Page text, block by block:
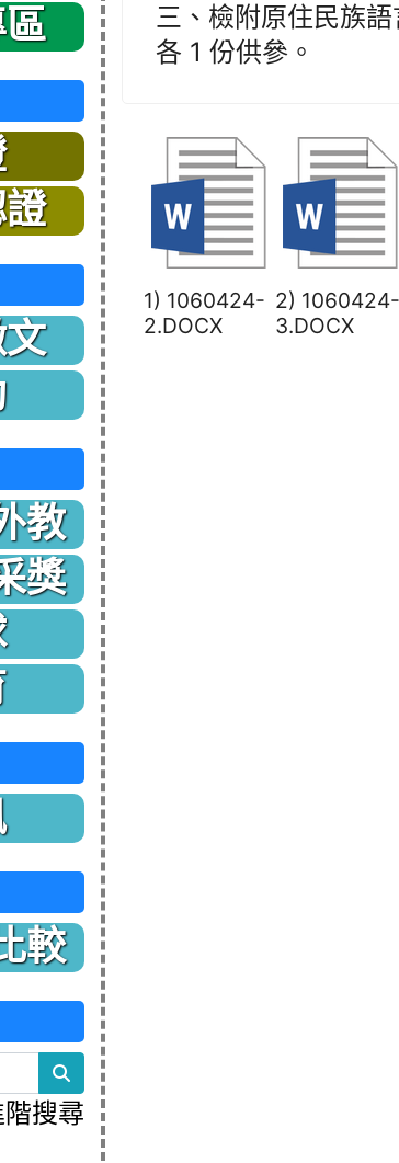
三、檢附原住民族
各 1 份供參。
1) 1060424-
2.DOCX
2) 1060424-
3.DOCX
教
獎
較
search
階搜尋